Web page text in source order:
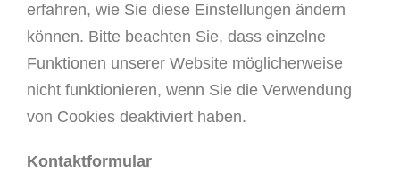
erfahren, wie Sie diese Einstellungen ändern
können. Bitte beachten Sie, dass einzelne
Funktionen unserer Website möglicherweise
nicht funktionieren, wenn Sie die Verwendung
von Cookies deaktiviert haben.
Kontaktformular